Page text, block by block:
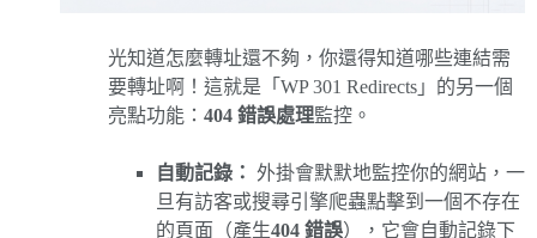
光知道怎麼轉址還不夠，你還得知道哪些連結需
要轉址啊！這就是「WP 301 Redirects」的另一個
亮點功能： 404 錯誤處理監控。
自動記錄： 外掛會默默地監控你的網站，一
旦有訪客或搜尋引擎爬蟲點擊到一個不存在
的頁面（產生404 錯誤），它會自動記錄下